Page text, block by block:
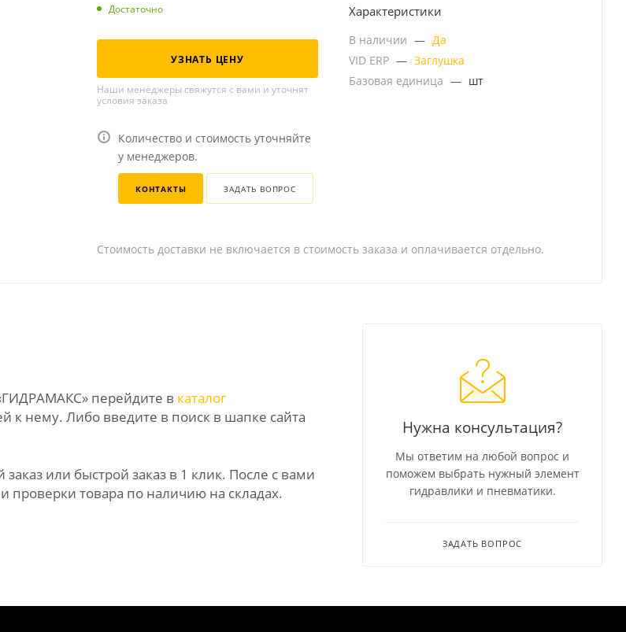
Достаточно
УЗНАТЬ ЦЕНУ
Наши менеджеры свяжутся с вами и уточнят
условия заказа
Количество и стоимость уточняйте
у менеджеров.
КОНТАКТЫ ЗАДАТЬ ВОПРОС
Характеристики
В наличии — Да
VID ERP — Заглушка
Базовая единица — шт
Стоимость доставки не включается в стоимость заказа и оплачивается отдельно.
перейдите в каталог
к нему. Либо введите в поиск в шапке сайта
или быстрой заказ в 1 клик. После с вами
проверки товара по наличию на складах.
Нужна консультация?
Мы ответим на любой вопрос и
поможем выбрать нужный элемент
гидравлики и пневматики.
ЗАДАТЬ ВОПРОС